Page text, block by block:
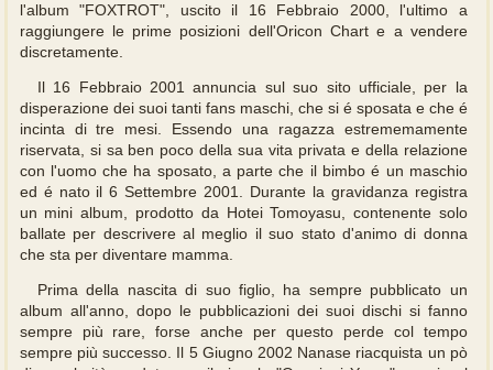
l'album "FOXTROT", uscito il 16 Febbraio 2000, l'ultimo a
raggiungere le prime posizioni dell'Oricon Chart e a vendere
discretamente.
Il 16 Febbraio 2001 annuncia sul suo sito ufficiale, per la
disperazione dei suoi tanti fans maschi, che si é sposata e che é
incinta di tre mesi. Essendo una ragazza estrememamente
riservata, si sa ben poco della sua vita privata e della relazione
con l'uomo che ha sposato, a parte che il bimbo é un maschio
ed é nato il 6 Settembre 2001. Durante la gravidanza registra
un mini album, prodotto da Hotei Tomoyasu, contenente solo
ballate per descrivere al meglio il suo stato d'animo di donna
che sta per diventare mamma.
Prima della nascita di suo figlio, ha sempre pubblicato un
album all'anno, dopo le pubblicazioni dei suoi dischi si fanno
sempre più rare, forse anche per questo perde col tempo
sempre più successo. Il 5 Giugno 2002 Nanase riacquista un pò